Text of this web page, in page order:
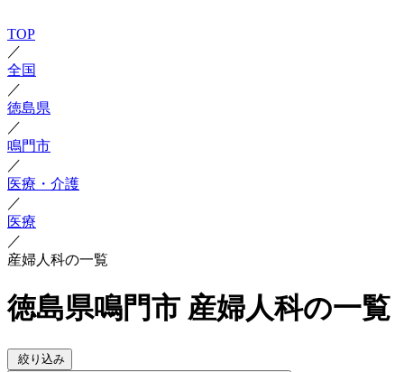
TOP
／
全国
／
徳島県
／
鳴門市
／
医療・介護
／
医療
／
産婦人科の一覧
徳島県鳴門市 産婦人科の一覧
絞り込み